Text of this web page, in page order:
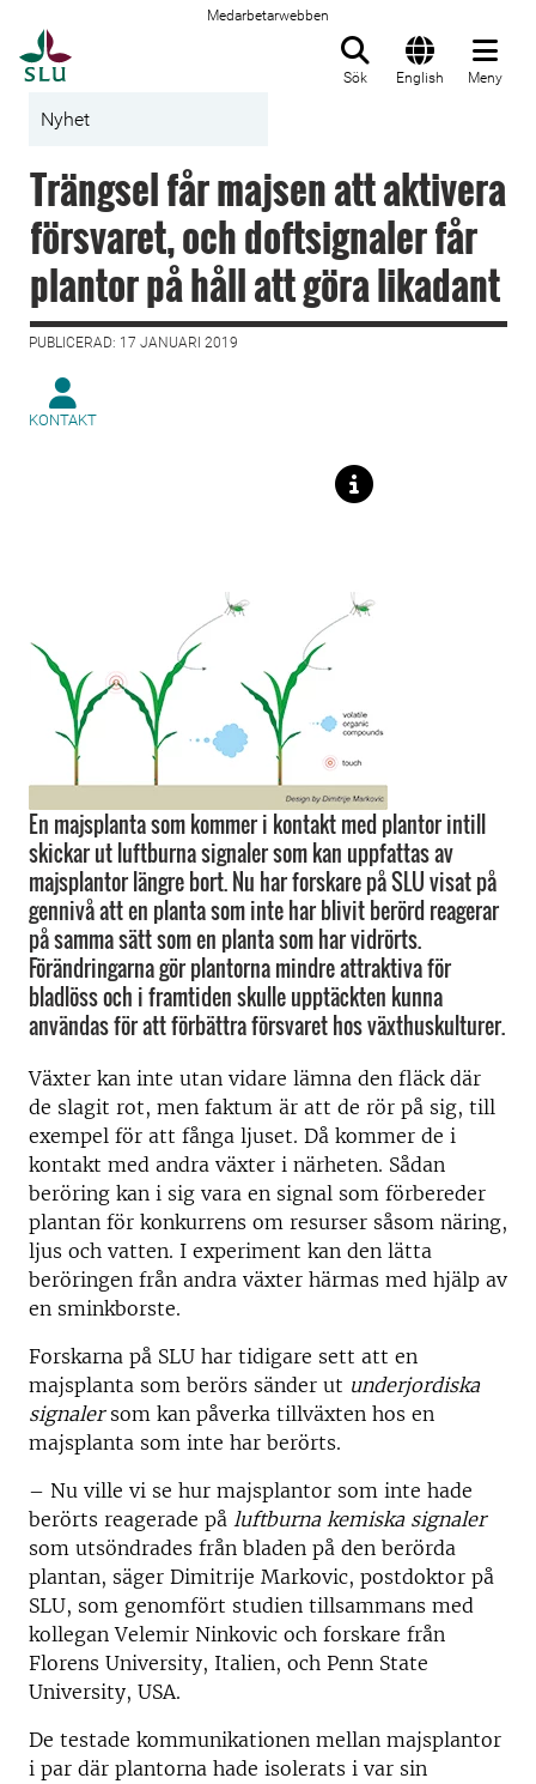
Medarbetarwebben
Sök English Meny
Nyhet
Trängsel får majsen att aktivera
försvaret, och doftsignaler får
plantor på håll att göra likadant
PUBLICERAD: 17 JANUARI 2019
KONTAKT
En majsplanta som kommer i kontakt med plantor intill
skickar ut luftburna signaler som kan uppfattas av
majsplantor längre bort. Nu har forskare på SLU visat på
gennivå att en planta som inte har blivit berörd reagerar
på samma sätt som en planta som har vidrörts.
Förändringarna gör plantorna mindre attraktiva för
bladlöss och i framtiden skulle upptäckten kunna
användas för att förbättra försvaret hos växthuskulturer.
Växter kan inte utan vidare lämna den fläck där
de slagit rot, men faktum är att de rör på sig, till
exempel för att fånga ljuset. Då kommer de i
kontakt med andra växter i närheten. Sådan
beröring kan i sig vara en signal som förbereder
plantan för konkurrens om resurser såsom näring,
ljus och vatten. I experiment kan den lätta
beröringen från andra växter härmas med hjälp av
en sminkborste.
Forskarna på SLU har tidigare sett att en
majsplanta som berörs sänder ut underjordiska
signalersom kan påverka tillväxten hos en
majsplanta som inte har berörts.
– Nu ville vi se hur majsplantor som inte hade
berörts reagerade på luftburna kemiska signaler
som utsöndrades från bladen på den berörda
plantan, säger Dimitrije Markovic, postdoktor på
SLU, som genomfört studien tillsammans med
kollegan Velemir Ninkovic och forskare från
Florens University, Italien, och Penn State
University, USA.
De testade kommunikationen mellan majsplantor
i par där plantorna hade isolerats i var sin